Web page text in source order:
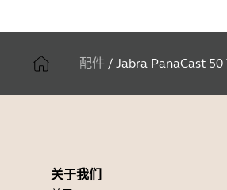
配件 / Jabra PanaCast
关于我们